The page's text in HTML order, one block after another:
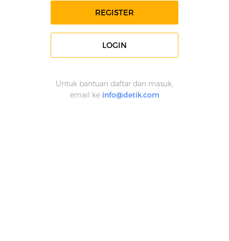
REGISTER
LOGIN
Untuk bantuan daftar dan masuk,
email ke info@detik.com